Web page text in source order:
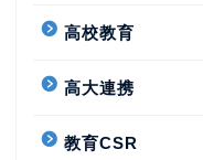
高校教育
高大連携
教育CSR